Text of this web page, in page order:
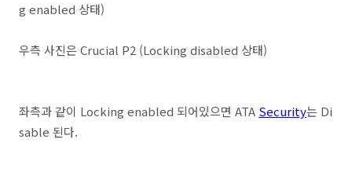
g enabled 상태)
우측 사진은 Crucial P2 (Locking disabled 상태)
좌측과 같이 Locking enabled 되어있으면 ATA Security는 Di
sable 된다.